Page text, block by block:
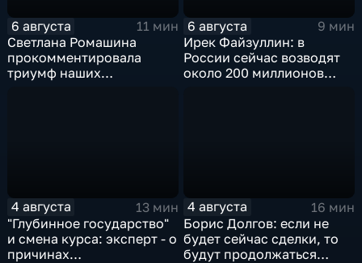
6 августа
11 мин
Светлана Ромашина
прокомментировала
триумф наших
6 августа
9 мин
Ирек Файзуллин: в
России сейчас возводят
около 200 миллионов
4 августа
13 мин
"Глубинное государство"
и смена курса: эксперт - о
причинах
4 августа
16 мин
Борис Долгов: если не
будет сейчас сделки, то
будут продолжаться